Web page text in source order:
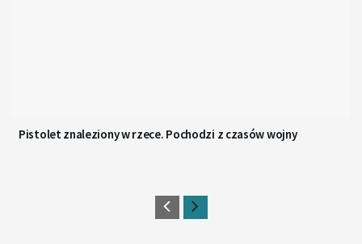
Pistolet znaleziony w rzece. Pochodzi z czasów wojny